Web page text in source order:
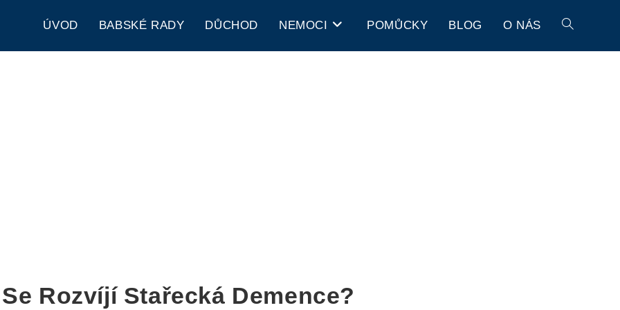
ÚVOD BABSKÉ RADY DŮCHOD NEMOCI POMŮCKY BLOG O NÁS
Rozvíjí Stařecká Demence?